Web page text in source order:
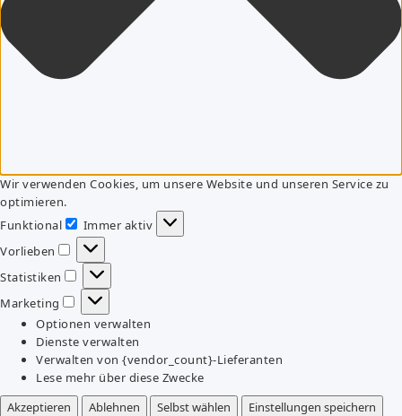
Wir verwenden Cookies, um unsere Website und unseren Service zu
optimieren.
Funktional
Funktional
Immer aktiv
Vorlieben
Vorlieben
Statistiken
Statistiken
Marketing
Marketing
Optionen verwalten
Dienste verwalten
Verwalten von {vendor_count}-Lieferanten
Lese mehr über diese Zwecke
Akzeptieren
Ablehnen Selbst wählen
Einstellungen speichern